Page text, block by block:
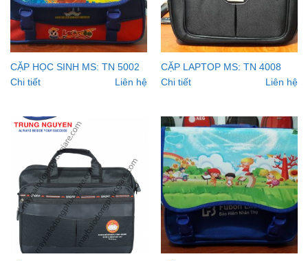
CẶP HỌC SINH MS: TN 5002
Chi tiết
Liên hệ
CẶP LAPTOP MS: TN 4008
Chi tiết
Liên hệ